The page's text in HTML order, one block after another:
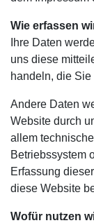
Wie erfassen
Ihre Daten
uns diese
handeln, die
Andere Daten
Website durch
allem
Betriebssystem
Erfassung
diese Website
Wofür nutzen